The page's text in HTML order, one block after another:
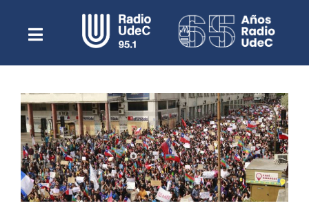
contenidoToggle
NavigationEscuchar Radio UdeC en vivo
Quiénes Somos
Programación
Podcast
Noticias
Reportajes